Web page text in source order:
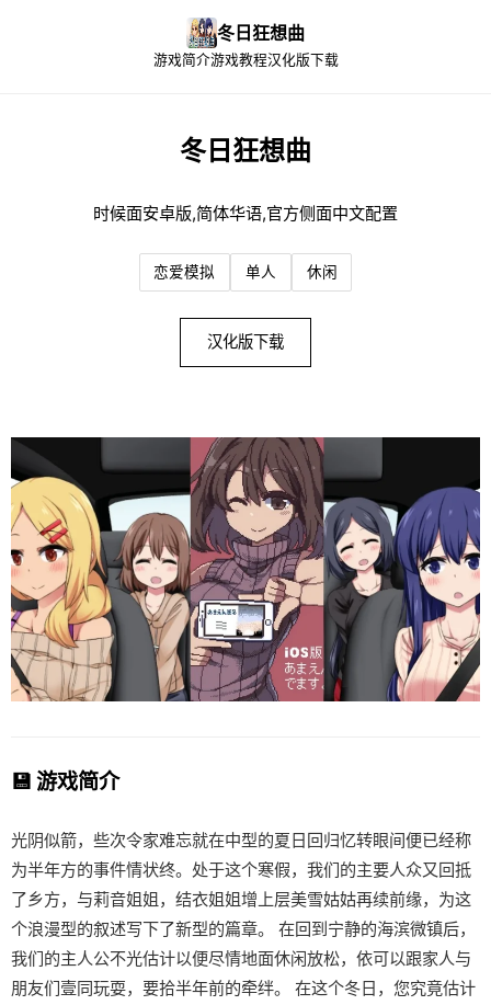
冬日狂想曲
游戏简介游戏教程汉化版下载
冬日狂想曲
时候面安卓版,简体华语,官方侧面中文配置
恋爱模拟 单人 休闲
汉化版下载
💾 游戏简介
光阴似箭，些次令家难忘就在中型的夏日回归忆转眼间便已经称
为半年方的事件情状终。处于这个寒假，我们的主要人众又回抵
了乡方，与莉音姐姐，结衣姐姐增上层美雪姑姑再续前缘，为这
个浪漫型的叙述写下了新型的篇章。 在回到宁静的海滨微镇后，
我们的主人公不光估计以便尽情地面休闲放松，依可以跟家人与
朋友们壹同玩耍，要拾半年前的牵绊。 在这个冬日，您究竟估计